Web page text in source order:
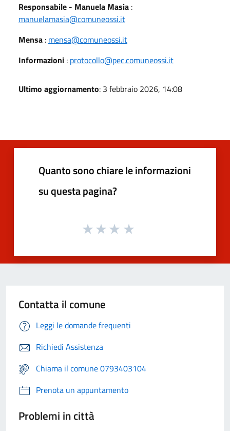
Responsabile - Manuela Masia :
manuelamasia@comuneossi.it
Mensa : mensa@comuneossi.it
Informazioni : protocollo@pec.comuneossi.it
Ultimo aggiornamento: 3 febbraio 2026, 14:08
Quanto sono chiare le informazioni
su questa pagina?
Contatta il comune
Leggi le domande frequenti
Richiedi Assistenza
Chiama il comune 0793403104
Prenota un appuntamento
Problemi in città